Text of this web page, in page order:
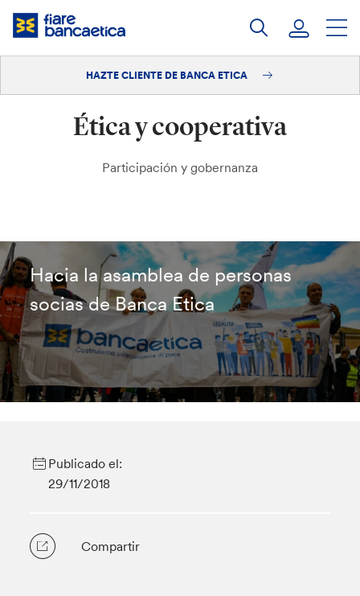
Saltar
Hazte cliente
HAZTE CLIENTE DE BANCA ETICA
Ética y cooperativa
Participación y gobernanza
Hacia la asamblea de personas
socias de Banca Etica
Publicado el:
29/11/2018
Compartir